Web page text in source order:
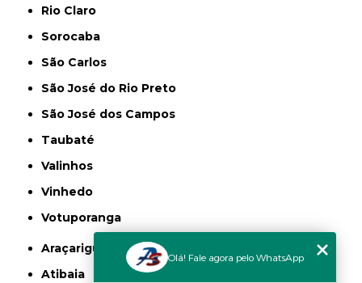
Rio Claro
Sorocaba
São Carlos
São José do Rio Preto
São José dos Campos
Taubaté
Valinhos
Vinhedo
Votuporanga
Araçariguama
Atibaia
Olá! Fale agora pelo WhatsApp